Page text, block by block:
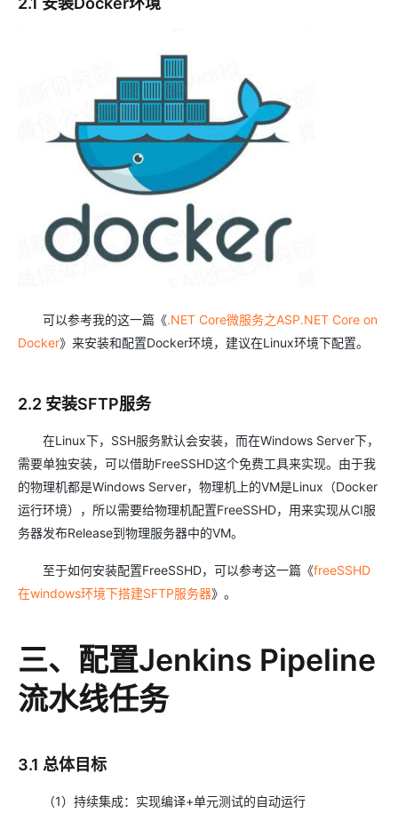
可以参考我的这一篇《.NET Core微服务之ASP.NET Core on
Docker》来安装和配置Docker环境，建议在Linux环境下配置。
2.2 安装SFTP服务
在Linux下，SSH服务默认会安装，而在Windows Server下，
需要单独安装，可以借助FreeSSHD这个免费工具来实现。由于我
的物理机都是Windows Server，物理机上的VM是Linux（Docker
运行环境），所以需要给物理机配置FreeSSHD，用来实现从CI服
务器发布Release到物理服务器中的VM。
至于如何安装配置FreeSSHD，可以参考这一篇《freeSSHD
在windows环境下搭建SFTP服务器》。
三、配置Jenkins Pipeline
流水线任务
3.1 总体目标
（1）持续集成：实现编译+单元测试的自动运行